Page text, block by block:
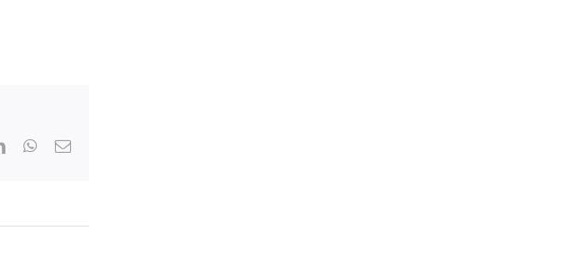
LinkedInWhatsApp
Email